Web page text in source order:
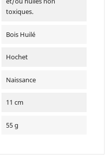
toxiques.
Bois Huilé
Hochet
Naissance
11 cm
55 g